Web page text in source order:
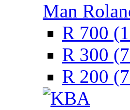
Man
R 700
R 300
R 200